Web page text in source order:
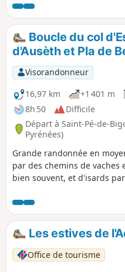
de la Vallée des Gaves.Cette
site sauvage, peu ou pas
sentiers peu visibles en été
fougères (descente
rend accessible uniquement
"aventuriers" de plus de 10
découverte de ce petit
pas !
Boucle du col
d'Ausèth et Pla de
Visorandonneur
16,97 km
+1 401 m
8h 50
Difficile
Départ à Saint-Pé-de-
Pyrénées)
Grande randonnée en
par des chemins de vaches
bien souvent, et d'isards
très peu fréquentés, le
le Col d'Espadres, au cœur
Saint-Pé-de-Bigorre, hauts
pastoralisme toujours vivace
perte), dans un
karstique, truffé de cavités
Les estives de
Office de tourisme